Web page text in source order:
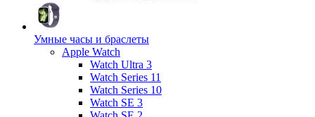
Умные часы и браслеты
Apple Watch
Watch Ultra 3
Watch Series 11
Watch Series 10
Watch SE 3